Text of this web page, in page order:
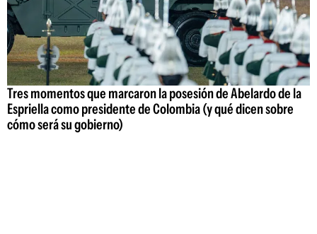
Tres momentos que marcaron la posesión de Abelardo de la
Espriella como presidente de Colombia (y qué dicen sobre
cómo será su gobierno)